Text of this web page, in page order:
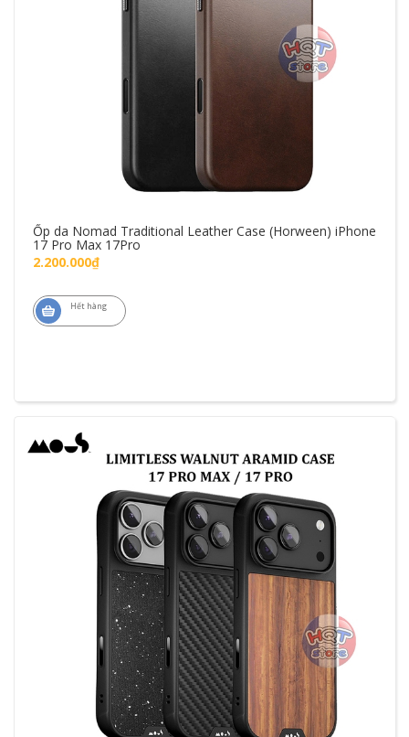
Ốp da Nomad Traditional Leather Case (Horween) iPhone
17 Pro Max 17Pro
2.200.000₫
Hết hàng